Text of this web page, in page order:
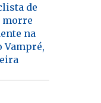
de
morre
na
Vampré,